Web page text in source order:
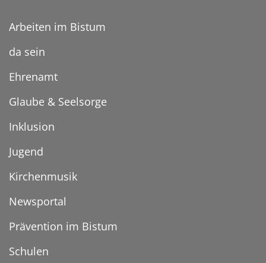
Arbeiten im Bistum
da sein
Ehrenamt
Glaube & Seelsorge
Inklusion
Jugend
Kirchenmusik
Newsportal
Prävention im Bistum
Schulen